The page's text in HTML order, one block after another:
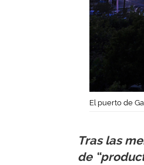
El puerto de
Tras las
de